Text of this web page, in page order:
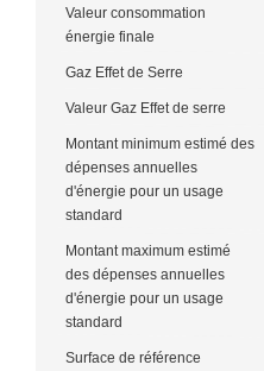
Valeur consommation
énergie finale
Gaz Effet de Serre
Valeur Gaz Effet de serre
Montant minimum estimé des
dépenses annuelles
d'énergie pour un usage
standard
Montant maximum estimé
des dépenses annuelles
d'énergie pour un usage
standard
Surface de référence